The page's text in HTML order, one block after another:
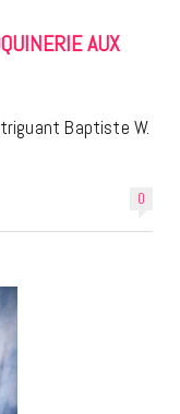
AUX
Baptiste W.
0